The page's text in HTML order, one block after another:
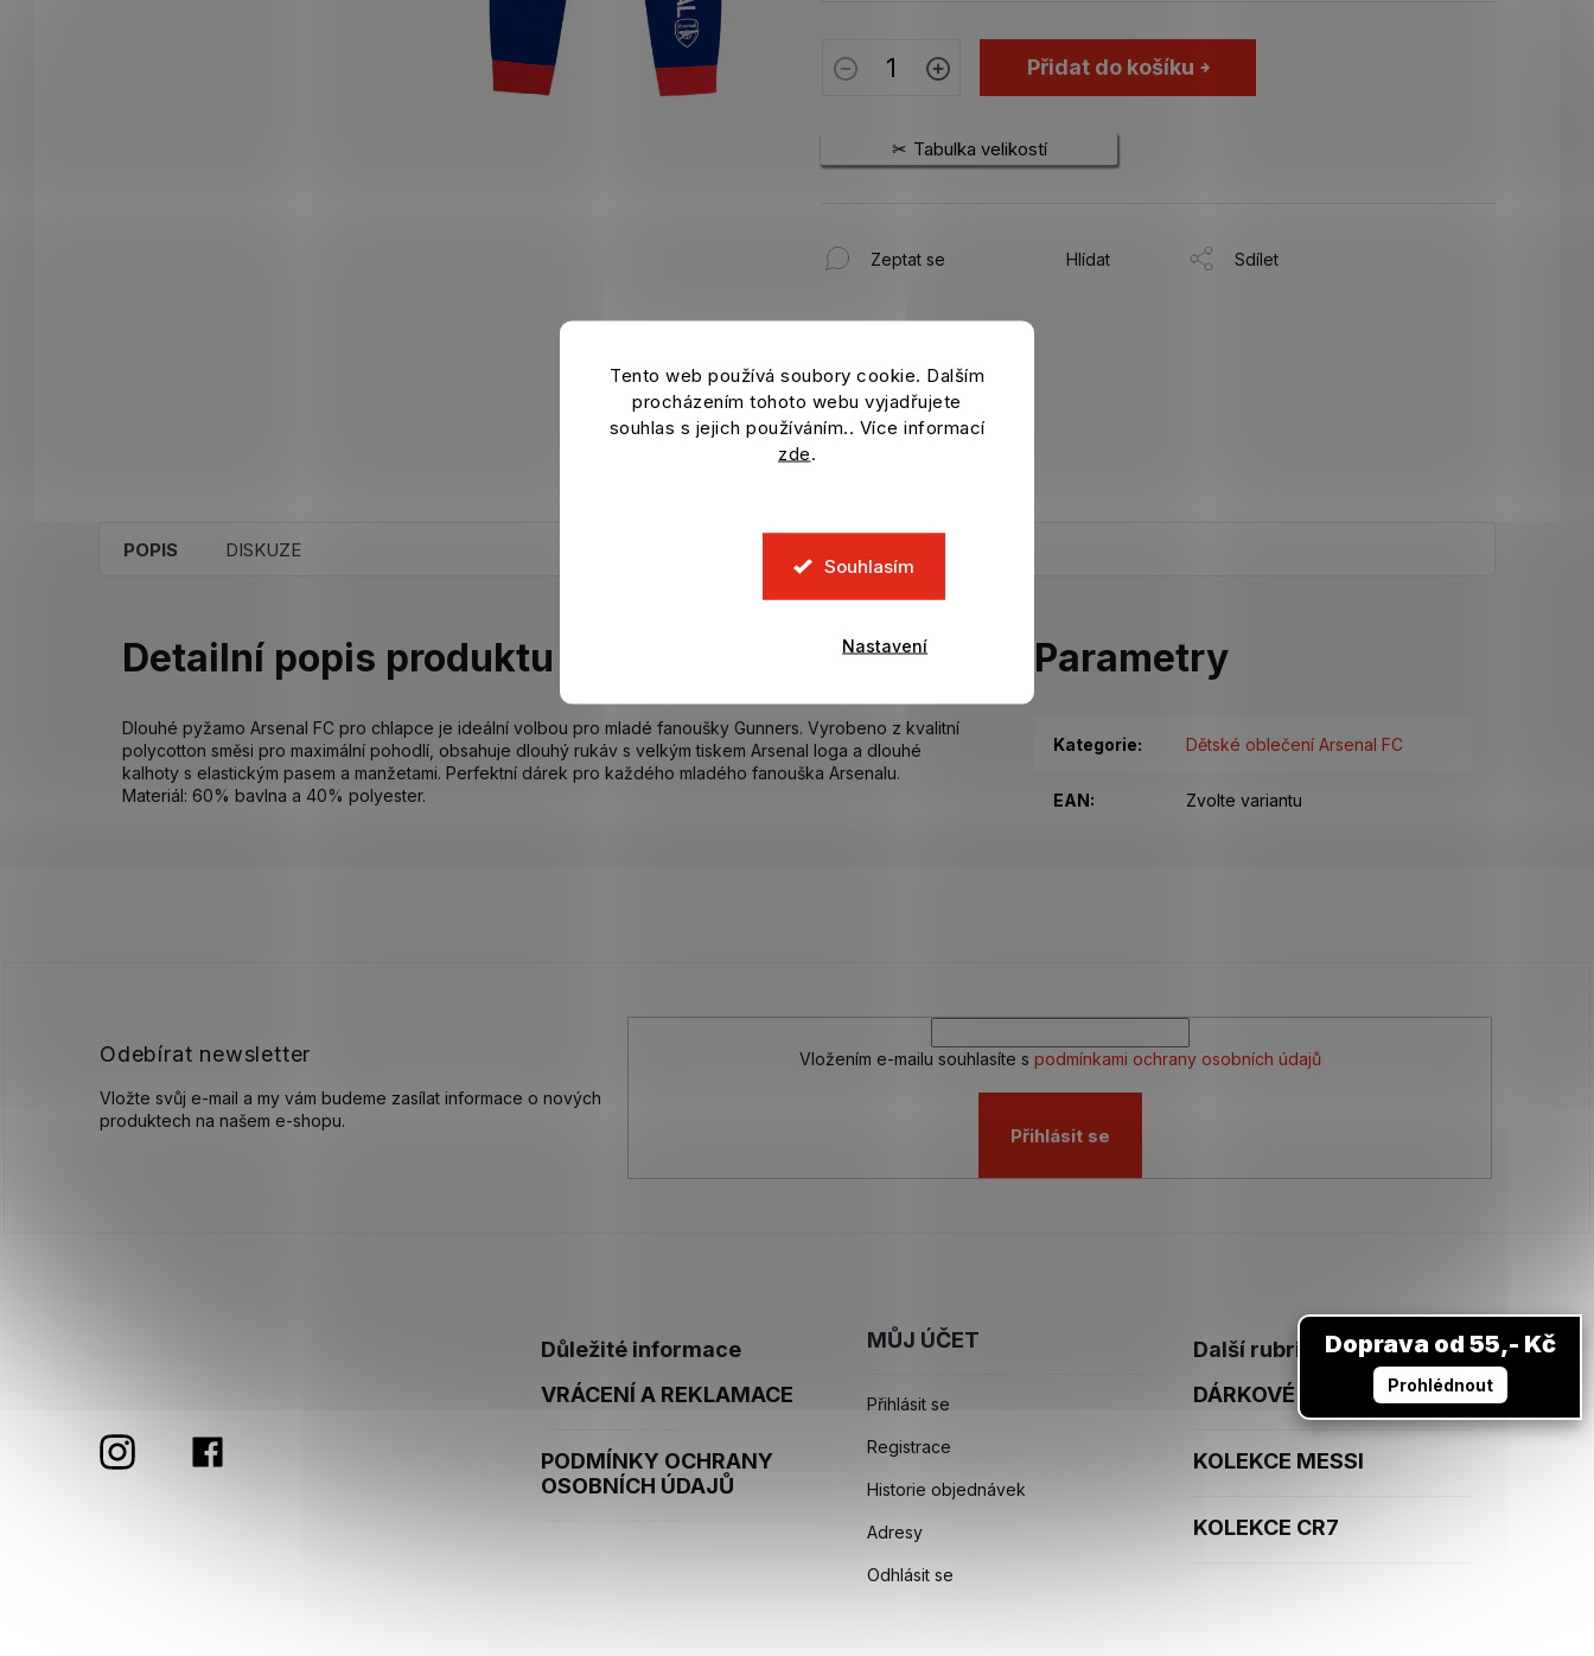
Tento web používá soubory cookie. Dalším
procházením tohoto webu vyjadřujete
souhlas s jejich používáním.. Více informací
zde.
Souhlasím
Nastavení
Přidat do košíku
Tabulka velikostí
Zeptat se Hlídat Sdílet
POPIS DISKUZE
Detailní popis produktu
Dlouhé pyžamo Arsenal FC pro chlapce je ideální volbou pro mladé fanoušky Gunners. Vyrobeno z kvalitní
polycotton směsi pro maximální pohodlí, obsahuje dlouhý rukáv s velkým tiskem Arsenal loga a dlouhé
kalhoty s elastickým pasem a manžetami. Perfektní dárek pro každého mladého fanouška Arsenalu.
Materiál: 60% bavlna a 40% polyester.
Parametry
Kategorie: Dětské oblečení Arsenal FC
EAN : Zvolte variantu
Odebírat newsletter
Vložte svůj e-mail a my vám budeme zasílat informace o nových
produktech na našem e-shopu.
Vložením e-mailu souhlasíte s podmínkami ochrany osobních údajů
Přihlásit se
Důležité informace
VRÁCENÍ A REKLAMACE
PODMÍNKY OCHRANY
OSOBNÍCH ÚDAJŮ
MŮJ ÚČET
Přihlásit se
Registrace
Historie objednávek
Adresy
Odhlásit se
Další rubriky
DÁRKOVÉ POUKAZY
KOLEKCE MESSI
KOLEKCE CR7
Doprava od 55,- Kč
Prohlédnout